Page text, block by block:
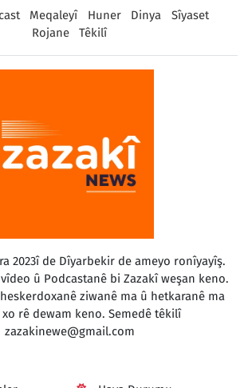
Meqaleyî Huner Dinya
Sîyaset
Rojane
Têkilî
2023î de Dîyarbekir de ameyo ronîyayîş.
û Podcastanê bi Zazakî weşan keno.
ziwanê ma û hetkaranê ma
xo rê dewam keno. Semedê têkilî
zazakinewe@gmail.com